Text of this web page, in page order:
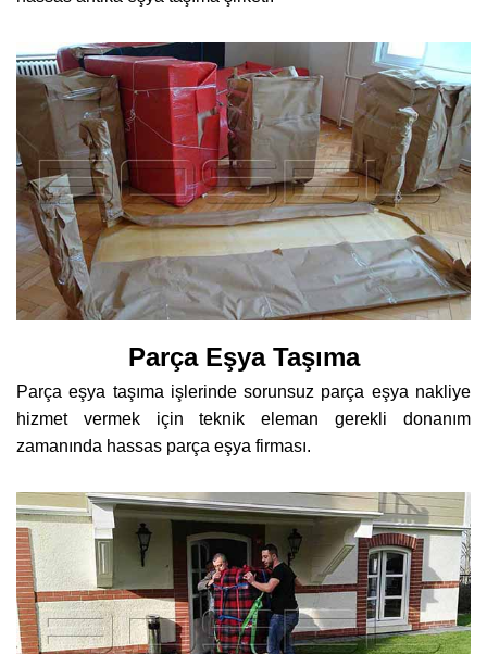
Parça Eşya Taşıma
Parça eşya taşıma işlerinde sorunsuz parça eşya nakliye
hizmet vermek için teknik eleman gerekli donanım
zamanında hassas parça eşya firması.